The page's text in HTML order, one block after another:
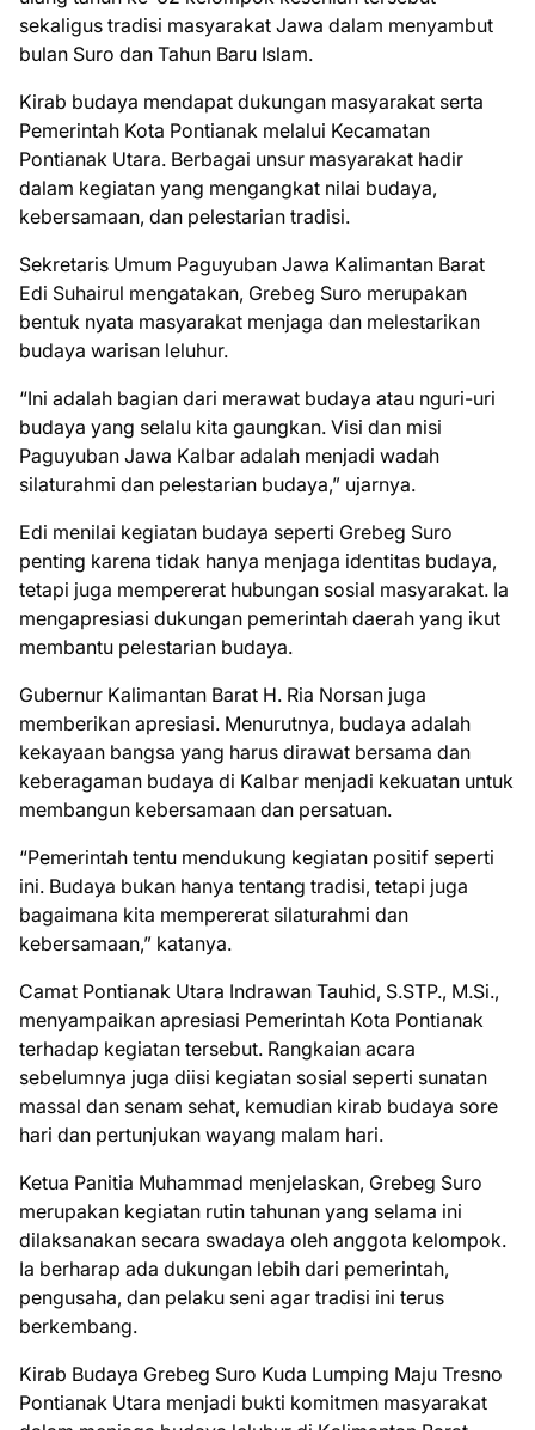
sekaligus tradisi masyarakat Jawa dalam menyambut
bulan Suro dan Tahun Baru Islam.
Kirab budaya mendapat dukungan masyarakat serta
Pemerintah Kota Pontianak melalui Kecamatan
Pontianak Utara. Berbagai unsur masyarakat hadir
dalam kegiatan yang mengangkat nilai budaya,
kebersamaan, dan pelestarian tradisi.
Sekretaris Umum Paguyuban Jawa Kalimantan Barat
Edi Suhairul mengatakan, Grebeg Suro merupakan
bentuk nyata masyarakat menjaga dan melestarikan
budaya warisan leluhur.
“Ini adalah bagian dari merawat budaya atau nguri-uri
budaya yang selalu kita gaungkan. Visi dan misi
Paguyuban Jawa Kalbar adalah menjadi wadah
silaturahmi dan pelestarian budaya,” ujarnya.
Edi menilai kegiatan budaya seperti Grebeg Suro
penting karena tidak hanya menjaga identitas budaya,
tetapi juga mempererat hubungan sosial masyarakat. Ia
mengapresiasi dukungan pemerintah daerah yang ikut
membantu pelestarian budaya.
Gubernur Kalimantan Barat H. Ria Norsan juga
memberikan apresiasi. Menurutnya, budaya adalah
kekayaan bangsa yang harus dirawat bersama dan
keberagaman budaya di Kalbar menjadi kekuatan untuk
membangun kebersamaan dan persatuan.
“Pemerintah tentu mendukung kegiatan positif seperti
ini. Budaya bukan hanya tentang tradisi, tetapi juga
bagaimana kita mempererat silaturahmi dan
kebersamaan,” katanya.
Camat Pontianak Utara Indrawan Tauhid, S.STP., M.Si.,
menyampaikan apresiasi Pemerintah Kota Pontianak
terhadap kegiatan tersebut. Rangkaian acara
sebelumnya juga diisi kegiatan sosial seperti sunatan
massal dan senam sehat, kemudian kirab budaya sore
hari dan pertunjukan wayang malam hari.
Ketua Panitia Muhammad menjelaskan, Grebeg Suro
merupakan kegiatan rutin tahunan yang selama ini
dilaksanakan secara swadaya oleh anggota kelompok.
Ia berharap ada dukungan lebih dari pemerintah,
pengusaha, dan pelaku seni agar tradisi ini terus
berkembang.
Kirab Budaya Grebeg Suro Kuda Lumping Maju Tresno
Pontianak Utara menjadi bukti komitmen masyarakat